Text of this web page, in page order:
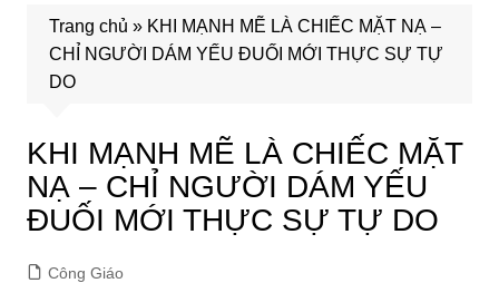
Trang chủ » KHI MẠNH MẼ LÀ CHIẾC MẶT NẠ –
CHỈ NGƯỜI DÁM YẾU ĐUỐI MỚI THỰC SỰ TỰ
DO
KHI MẠNH MẼ LÀ CHIẾC MẶT
NẠ – CHỈ NGƯỜI DÁM YẾU
ĐUỐI MỚI THỰC SỰ TỰ DO
Công Giáo